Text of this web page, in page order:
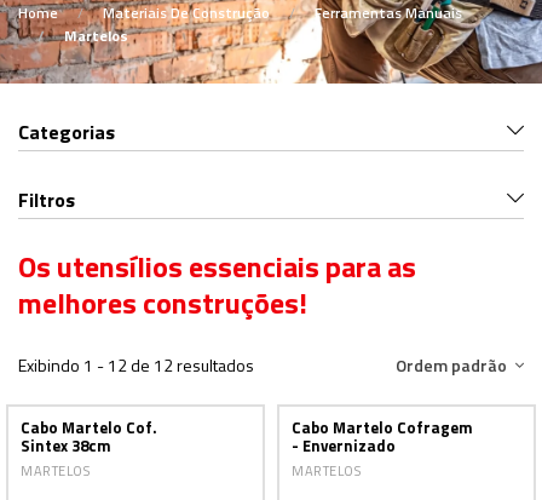
Home Materiais De Construção
Ferramentas Manuais
Martelos
Categorias
Filtros
Os utensílios essenciais para as
melhores construções!
Exibindo 1 - 12 de 12 resultados Ordem padrão
Cabo Martelo Cof.
Sintex 38cm
MARTELOS
Cabo Martelo Cofragem
- Envernizado
MARTELOS